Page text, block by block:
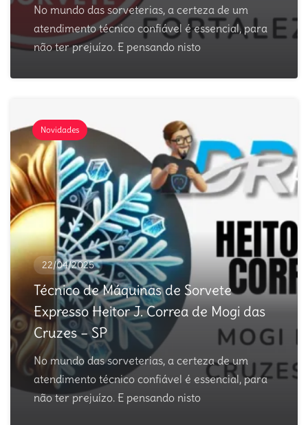
No mundo das sorveterias, a certeza de um
atendimento técnico confiável é essencial, para
não ter prejuízo. E pensando nisto
Novidades
22/04/2025
Técnico de Máquinas de Sorvete
Expresso Heitor J. Correa de Mogi das
Cruzes – SP
No mundo das sorveterias, a certeza de um
atendimento técnico confiável é essencial, para
não ter prejuízo. E pensando nisto